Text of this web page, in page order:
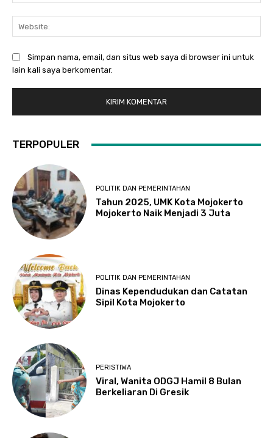
Simpan nama, email, dan situs web saya di browser ini untuk
lain kali saya berkomentar.
TERPOPULER
POLITIK DAN PEMERINTAHAN
Tahun 2025, UMK Kota Mojokerto
Mojokerto Naik Menjadi 3 Juta
POLITIK DAN PEMERINTAHAN
Dinas Kependudukan dan Catatan
Sipil Kota Mojokerto
PERISTIWA
Viral, Wanita ODGJ Hamil 8 Bulan
Berkeliaran Di Gresik